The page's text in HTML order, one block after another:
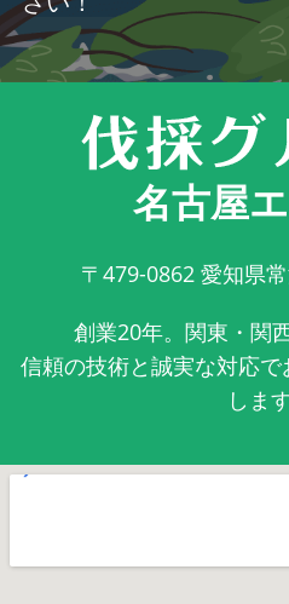
名古屋
〒479-0862 愛知県
創業20年。関東・関
信頼の技術と誠実な対応で
します